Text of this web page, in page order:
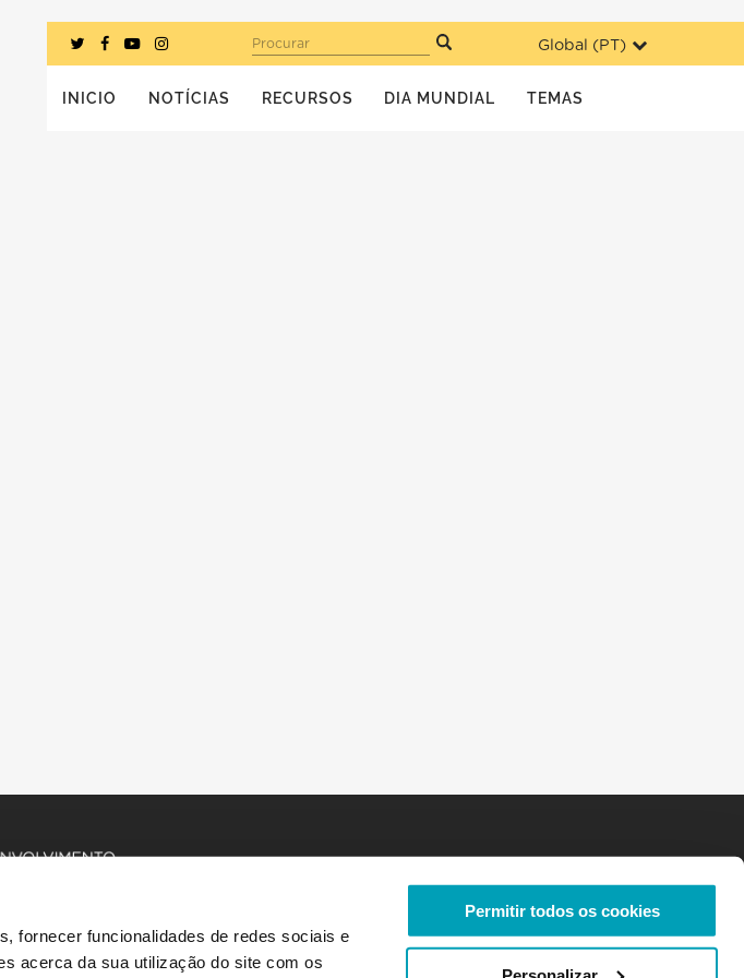
fornecer funcionalidades de redes sociais e
acerca da sua utilização do site com os
Permitir todos os cookies
Global (PT)
Procurar
INICIO NOTÍCIAS RECURSOS DIA MUNDIAL TEMAS
RECURSOS